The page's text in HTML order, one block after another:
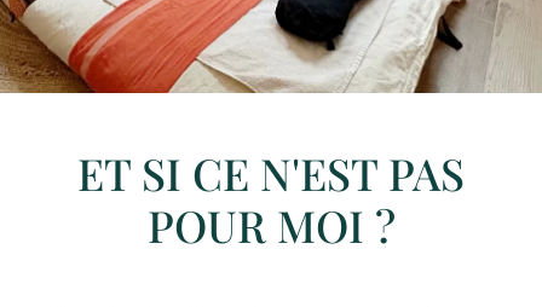
ET SI CE N'EST PAS
POUR MOI ?